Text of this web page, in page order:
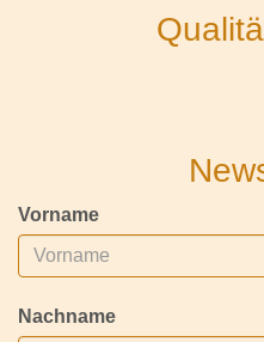
Vorname
Nachname